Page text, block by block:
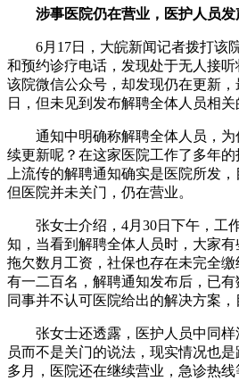
涉事医院仍在营业，医护人员发
6月17日，大皖新闻记者拨打该
和预约诊疗电话，发现处于无人接
该院微信公众号，却发现仍在更新
日，但未见到发布解聘全体人员相关
通知中明确称解聘全体人员，
续更新呢？在这家医院工作了多年
上流传的解聘通知确实是医院所发
但医院并未关门，仍在营业。
张女士介绍，4月30日下午，工
知，当看到解聘全体人员时，大家
拖欠数月工资，社保也存在未完全
有一二百名，解聘通知发布后，已
同事并不认可医院给出的解决方案，
张女士还透露，医护人员中同
员而不是关门的说法，现实情况也
多月，医院还在继续营业，急诊热